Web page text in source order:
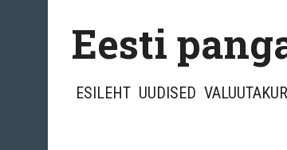
content
Eesti
ESILEHT UUDISED